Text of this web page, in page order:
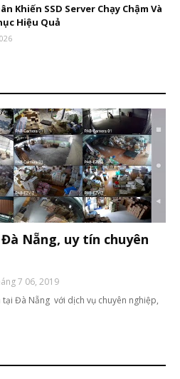
Khiến SSD Server Chạy Chậm Và
Hiệu Quả
Nẵng, uy tín chuyên
7 06, 2019
Đà Nẵng với dịch vụ chuyên nghiệp,